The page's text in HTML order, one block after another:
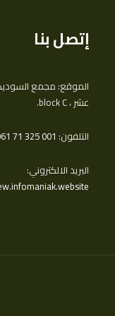
إتصل بنا
الموقع: مجمع
عشر ، block C.
التلفون: 71 325 001
البريد الالكتروني: